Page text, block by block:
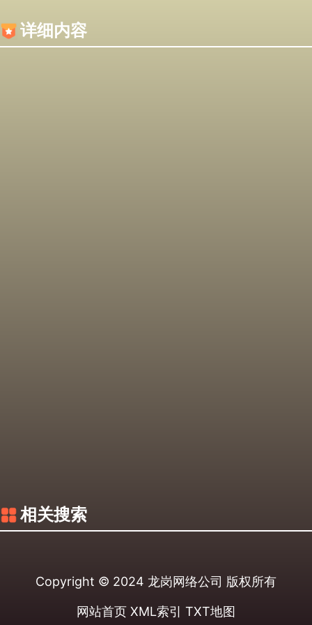
详细内容
相关搜索
Copyright © 2024 龙岗网络公司 版权所有
网站首页 XML索引 TXT地图